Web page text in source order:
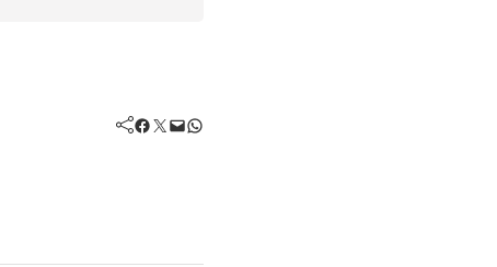
Facebook Twitter Mail WhatsApp